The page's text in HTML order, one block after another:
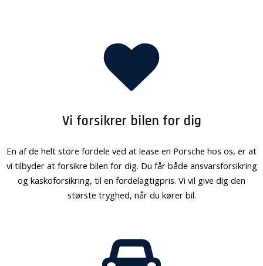
Vi forsikrer bilen for dig
En af de helt store fordele ved at lease en Porsche hos os, er at
vi tilbyder at forsikre bilen for dig. Du får både ansvarsforsikring
og kaskoforsikring, til en fordelagtigpris. Vi vil give dig den
største tryghed, når du kører bil.